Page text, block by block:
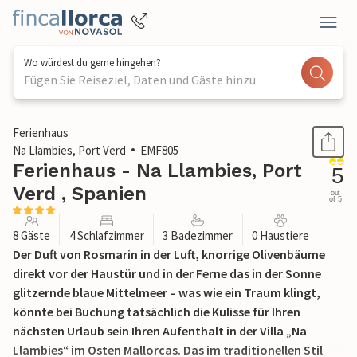
Wo würdest du gerne hingehen?
Fügen Sie Reiseziel, Daten und Gäste hinzu
1 / 52
Ferienhaus
Na Llambies, Port Verd
EMF805
Ferienhaus - Na Llambies, Port
Verd , Spanien
5
out
of 5
8 Gäste 4 Schlafzimmer 3 Badezimmer 0 Haustiere
Der Duft von Rosmarin in der Luft, knorrige Olivenbäume
direkt vor der Haustür und in der Ferne das in der Sonne
glitzernde blaue Mittelmeer – was wie ein Traum klingt,
könnte bei Buchung tatsächlich die Kulisse für Ihren
nächsten Urlaub sein Ihren Aufenthalt in der Villa „Na
Llambies“ im Osten Mallorcas. Das im traditionellen Stil